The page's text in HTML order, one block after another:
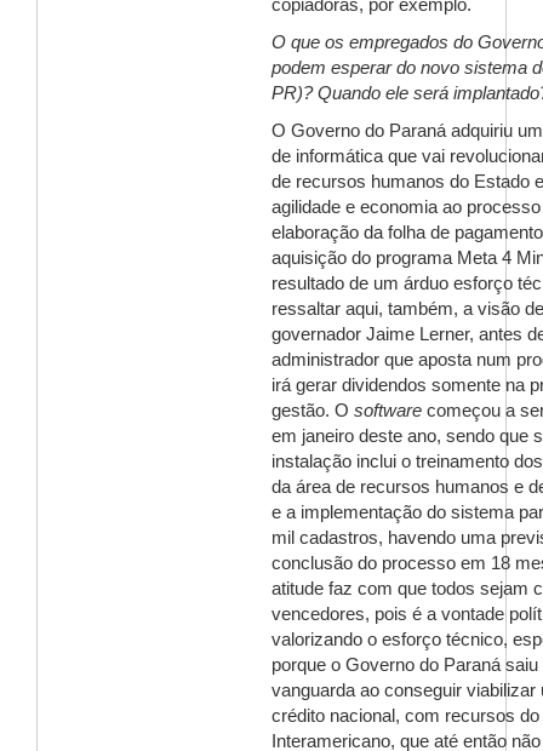
copiadoras, por exemplo.
O que os empregados do
podem esperar do novo sistema
PR)? Quando ele será
O Governo do Paraná adquiriu
de informática que vai
de recursos humanos do Estado
agilidade e economia ao
elaboração da folha de
aquisição do programa Meta 4
resultado de um árduo esforço
ressaltar aqui, também, a visão
governador Jaime Lerner, antes
administrador que aposta num
irá gerar dividendos somente na
gestão. O software começou a
em janeiro deste ano, sendo que
instalação inclui o treinamento
da área de recursos humanos e
e a implementação do sistema
mil cadastros, havendo uma
conclusão do processo em 18
atitude faz com que todos sejam
vencedores, pois é a vontade
valorizando o esforço técnico,
porque o Governo do Paraná saiu
vanguarda ao conseguir viabilizar
crédito nacional, com recursos
Interamericano, que até então não